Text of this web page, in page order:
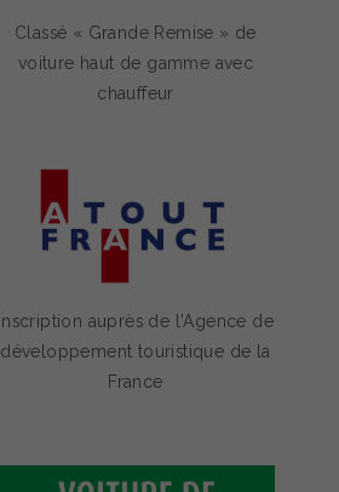
Classé « Grande Remise » de
voiture haut de gamme avec
chauffeur
Inscription auprès de l'Agence de
développement touristique de la
France